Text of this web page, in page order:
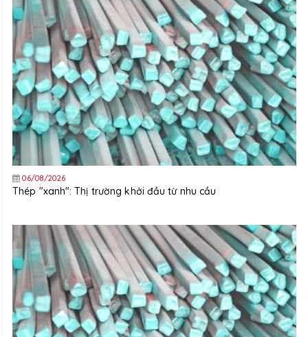
06/08/2026
Thép "xanh": Thị trường khởi đầu từ nhu cầu